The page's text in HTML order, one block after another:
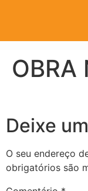
OBRA
Deixe
O seu endereço
obrigatórios são